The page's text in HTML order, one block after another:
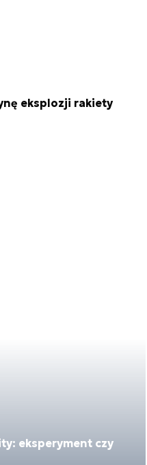
eksplozji rakiety
eksperyment czy